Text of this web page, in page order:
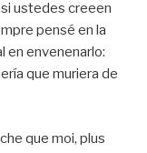
ustedes creeen
pensé en la
en envenenarlo:
que muriera de
que moi, plus